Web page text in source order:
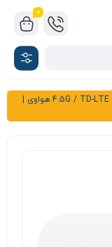
0
مودم 4.5G / TD-LTE هواوی |